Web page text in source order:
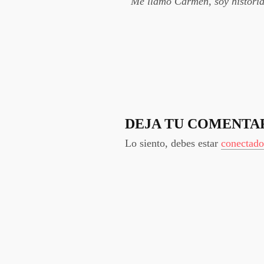
DEJA TU
Lo siento, debes estar conectado